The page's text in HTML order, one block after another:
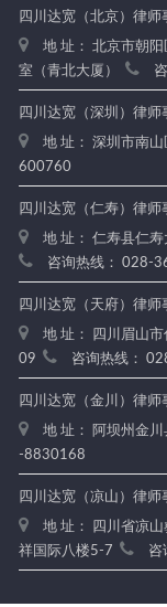
四川达宽（北京）律师
地 址： 北京市朝
室（青北大厦）
四川达宽（深圳）律师
地 址： 深圳市南
600760
四川达宽（仁寿）律师
地 址： 仁寿县仁
咨询热线： 028-
四川达宽（天府）律师
地 址： 四川眉山
09
咨询热线：
四川达宽（金川）律师
地 址： 阿坝州金
-8830168
四川达宽（凉山）律师
地 址： 四川省凉
祥国际八楼5-7
咨